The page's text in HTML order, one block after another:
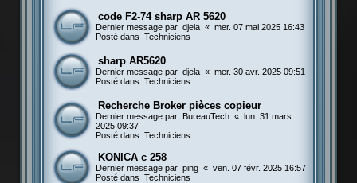
code F2-74 sharp AR 5620
Dernier message par djela « mer. 07 mai 2025 16:43
Posté dans Techniciens
sharp AR5620
Dernier message par djela « mer. 30 avr. 2025 09:51
Posté dans Techniciens
Recherche Broker pièces copieur
Dernier message par BureauTech « lun. 31 mars
2025 09:37
Posté dans Techniciens
KONICA c 258
Dernier message par ping « ven. 07 févr. 2025 16:57
Posté dans Techniciens